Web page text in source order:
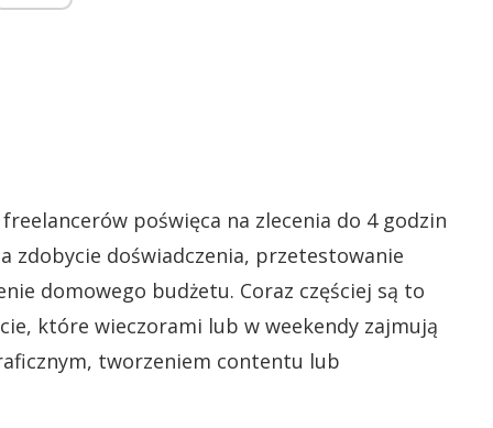
poświęca na zlecenia do 4 godzin
zdobycie doświadczenia, przetestowanie
domowego budżetu. Coraz częściej są to
które wieczorami lub w weekendy zajmują
tworzeniem contentu lub